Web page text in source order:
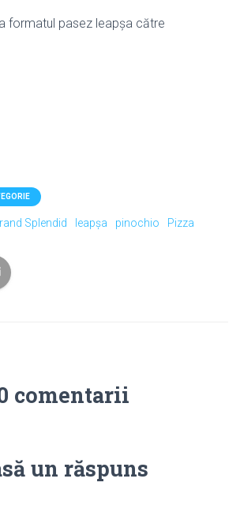
formatul pasez leapșa către
Splendid leapșa pinochio Pizza
comentarii
un răspuns